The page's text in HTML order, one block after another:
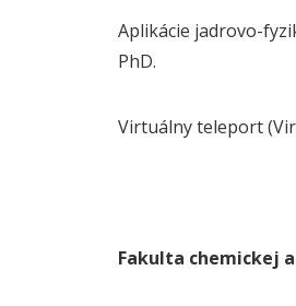
Aplikácie jadrovo-
PhD.
Virtuálny teleport
Fakulta chemickej